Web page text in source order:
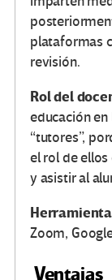
plataformas
revisión.
Rol del
educación
“tutores”,
el rol de
y asistir al
Zoom,